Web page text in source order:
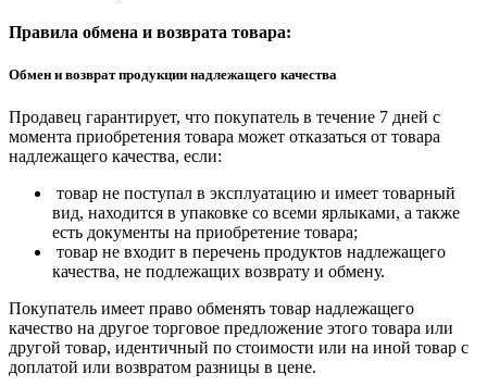
Правила обмена и возврата товара:
Обмен и возврат продукции надлежащего качества
Продавец гарантирует, что покупатель в течение 7 дней с
момента приобретения товара может отказаться от товара
надлежащего качества, если:
товар не поступал в эксплуатацию и имеет товарный
вид, находится в упаковке со всеми ярлыками, а также
есть документы на приобретение товара;
товар не входит в перечень продуктов надлежащего
качества, не подлежащих возврату и обмену.
Покупатель имеет право обменять товар надлежащего
качество на другое торговое предложение этого товара или
другой товар, идентичный по стоимости или на иной товар с
доплатой или возвратом разницы в цене.